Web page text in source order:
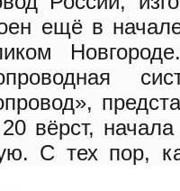
ещё в
вёрст,
С тех пор,